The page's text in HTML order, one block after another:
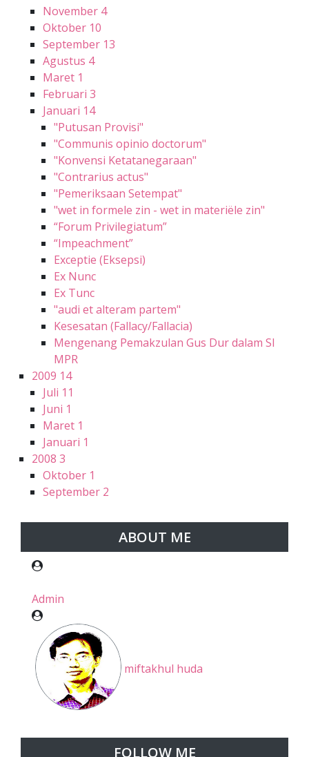
November 4
Oktober 10
September 13
Agustus 4
Maret 1
Februari 3
Januari 14
"Putusan Provisi"
"Communis opinio doctorum"
"Konvensi Ketatanegaraan"
"Contrarius actus"
"Pemeriksaan Setempat"
"wet in formele zin - wet in materiële zin"
“Forum Privilegiatum”
“Impeachment”
Exceptie (Eksepsi)
Ex Nunc
Ex Tunc
"audi et alteram partem"
Kesesatan (Fallacy/Fallacia)
Mengenang Pemakzulan Gus Dur dalam SI
MPR
2009 14
Juli 11
Juni 1
Maret 1
Januari 1
2008 3
Oktober 1
September 2
ABOUT ME
Admin
miftakhul huda
FOLLOW ME